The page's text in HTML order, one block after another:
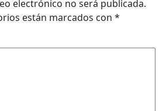
electrónico no será publicada.
están marcados con *